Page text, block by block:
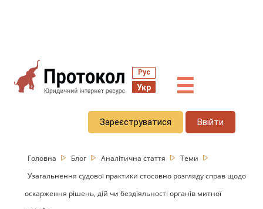
Рус
Укр ☰
Зареєструватися Ввійти
Головна Блог Аналітична стаття
Теми
Узагальнення судової практики стосовно розгляду справ щодо
оскарження рішень, дій чи бездіяльності органів митної